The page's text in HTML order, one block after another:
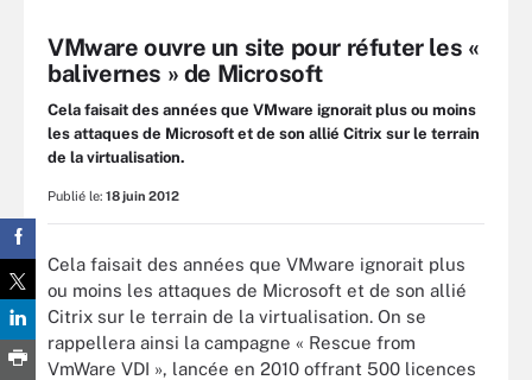
VMware ouvre un site pour réfuter les «
balivernes » de Microsoft
Cela faisait des années que VMware ignorait plus ou moins
les attaques de Microsoft et de son allié Citrix sur le terrain
de la virtualisation.
Publié le: 18 juin 2012
Cela faisait des années que VMware ignorait plus
ou moins les attaques de Microsoft et de son allié
Citrix sur le terrain de la virtualisation. On se
rappellera ainsi la campagne « Rescue from
VmWare VDI », lancée en 2010 offrant 500 licences